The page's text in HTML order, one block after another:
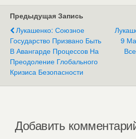
Предыдущая Запись
Лукашенко: Союзное
Государство Призвано Быть
В Авангарде Процессов На
Преодоление Глобального
Кризиса Безопасности
9
Добавить